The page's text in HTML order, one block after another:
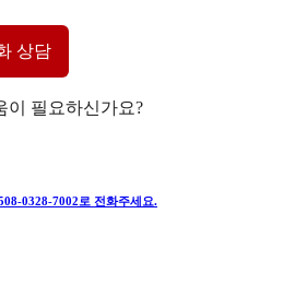
상담
이 필요하신가요?
0328-7002 로 전화주세요.